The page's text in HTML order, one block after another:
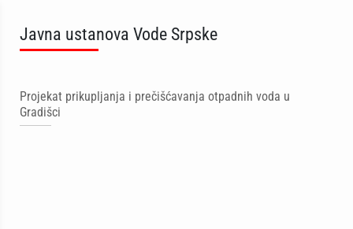
Javna ustanova Vode Srpske
Projekat prikupljanja i prečišćavanja otpadnih voda u
Gradišci